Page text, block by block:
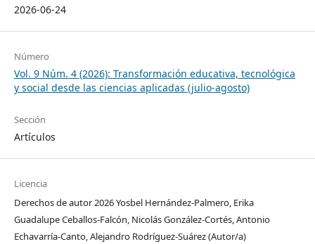
2026-06-24
Número
Vol. 9 Núm. 4 (2026): Transformación educativa, tecnológica
y social desde las ciencias aplicadas (julio-agosto)
Sección
Artículos
Licencia
Derechos de autor 2026 Yosbel Hernández-Palmero, Erika
Guadalupe Ceballos-Falcón, Nicolás González-Cortés, Antonio
Echavarría-Canto, Alejandro Rodríguez-Suárez (Autor/a)